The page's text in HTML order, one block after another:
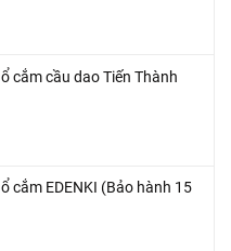
cắm cầu dao Tiến Thành
cắm EDENKI (Bảo hành 15